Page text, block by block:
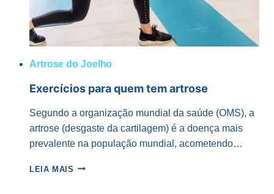
Artrose do Joelho
Exercícios para quem tem artrose
Segundo a organização mundial da saúde (OMS), a
artrose (desgaste da cartilagem) é a doença mais
prevalente na população mundial, acometendo…
LEIA MAIS EXERCÍCIOS